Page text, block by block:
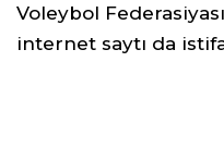
Voleybol
internet saytı da